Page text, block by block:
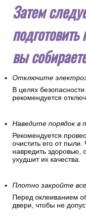
Затем
вы
Отключите
В целях
рекомендуется
Наведите порядок в
Рекомендуется
очистить его от пыли.
навредить здоровью,
ухудшит их качества.
Плотно закройте
Перед оклеиванием
двери, чтобы не